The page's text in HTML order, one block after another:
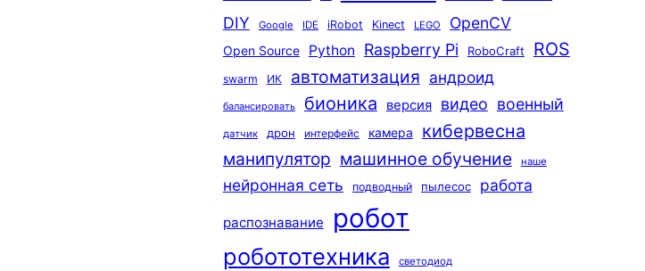
DIY Google IDE iRobot Kinect LEGO OpenCV
Open Source Python Raspberry Pi RoboCraft ROS
swarm ИК автоматизация андроид
балансировать бионика версия видео военный
датчик дрон интерфейс камера кибервесна
манипулятор машинное обучение наше
нейронная сеть подводный пылесос работа
распознавание робот
робототехника светодиод